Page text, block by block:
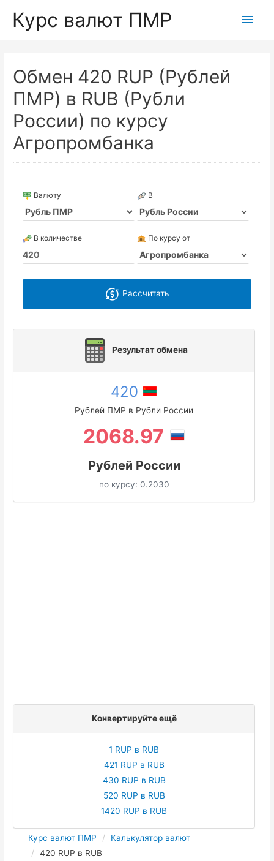
Курс валют ПМР
Обмен 420 RUP (Рублей
ПМР) в RUB (Рубли
России) по курсу
Агропромбанка
Валюту В
В количестве По курсу от
Рассчитать
Результат обмена
420
Рублей ПМР в Рубли России
2068.97
Рублей России
по курсу: 0.2030
Конвертируйте ещё
1 RUP в RUB
421 RUP в RUB
430 RUP в RUB
520 RUP в RUB
1420 RUP в RUB
Курс валют ПМР
Калькулятор валют
420 RUP в RUB